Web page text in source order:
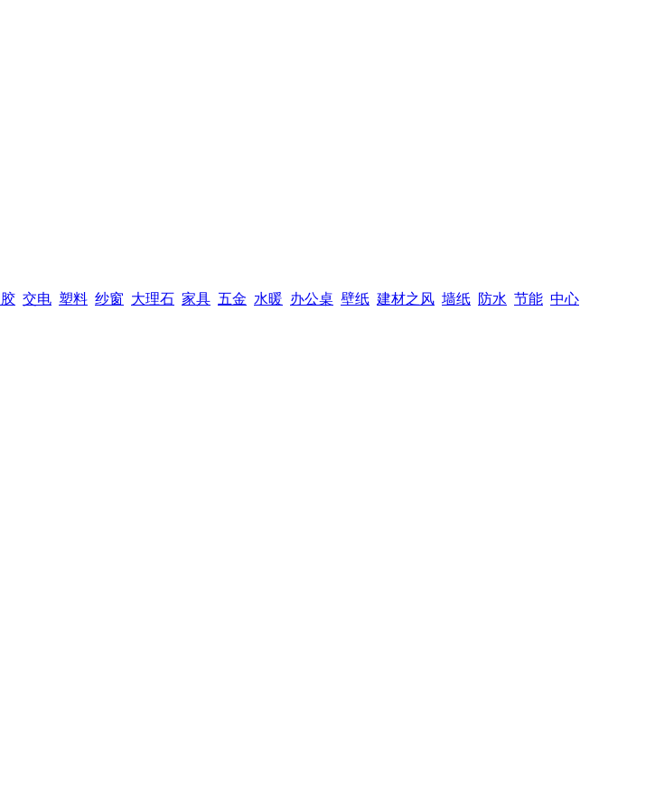
交电 塑料 纱窗 大理石 家具 五金 水暖 办公桌 壁纸 建材之风 墙纸 防水 节能 中心